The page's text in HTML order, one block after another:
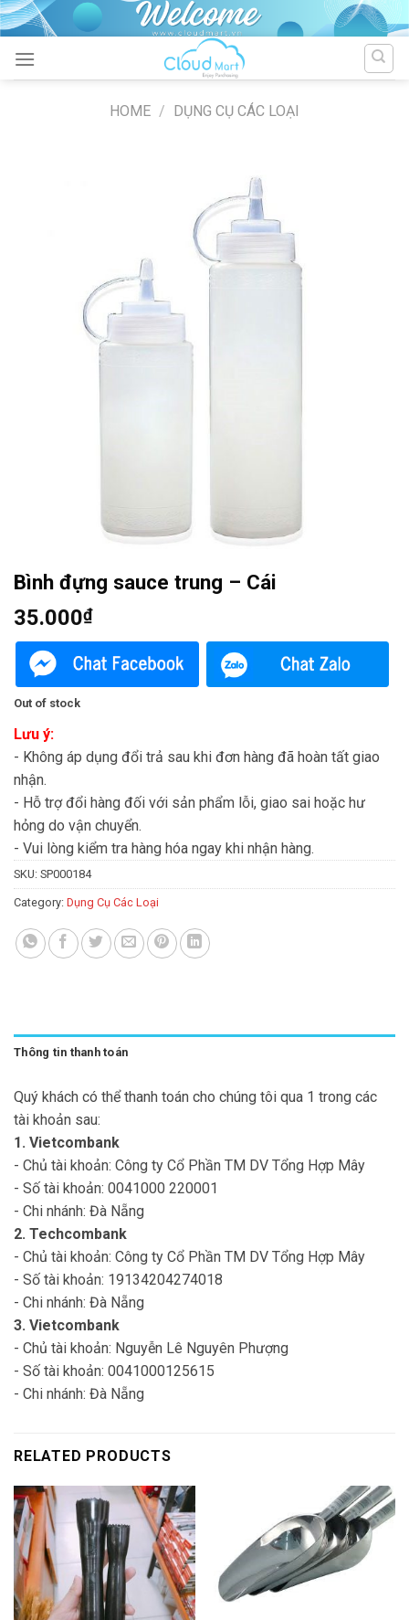
Skip
to
content
HOME / DỤNG CỤ CÁC LOẠI
Bình đựng sauce trung – Cái
35.000₫
Out of stock
Lưu ý:
- Không áp dụng đổi trả sau khi đơn hàng đã hoàn tất giao
nhận.
- Hỗ trợ đổi hàng đối với sản phẩm lỗi, giao sai hoặc hư
hỏng do vận chuyển.
- Vui lòng kiểm tra hàng hóa ngay khi nhận hàng.
SKU: SP000184
Category: Dụng Cụ Các Loại
Thông tin thanh toán
Quý khách có thể thanh toán cho chúng tôi qua 1 trong các
tài khoản sau:
1. Vietcombank
- Chủ tài khoản: Công ty Cổ Phần TM DV Tổng Hợp Mây
- Số tài khoản: 0041000 220001
- Chi nhánh: Đà Nẵng
2. Techcombank
- Chủ tài khoản: Công ty Cổ Phần TM DV Tổng Hợp Mây
- Số tài khoản: 19134204274018
- Chi nhánh: Đà Nẵng
3. Vietcombank
- Chủ tài khoản: Nguyễn Lê Nguyên Phượng
- Số tài khoản: 0041000125615
- Chi nhánh: Đà Nẵng
RELATED PRODUCTS